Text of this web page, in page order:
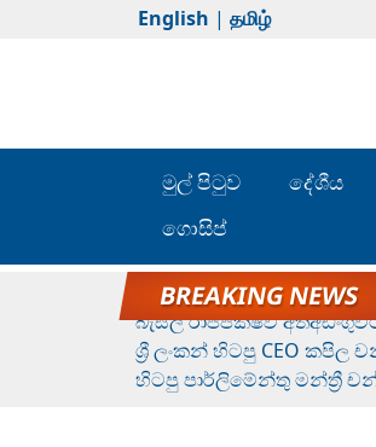
English | தமிழ்
මුල් පිටුව දේශීය
ගොසිප්
රන් ගෙනා රුමේෂ්ගේ
බැසිල් රාජපක්ෂව
ශ්‍රී ලංකන් හිටපු CEO
හිටපු පාර්ලිමේන්තු මන්ත්‍රී